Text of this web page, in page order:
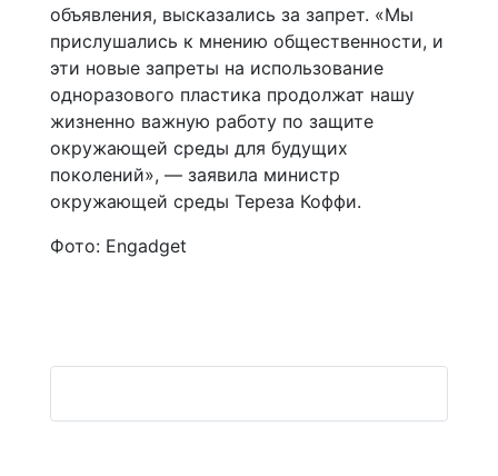
объявления, высказались за запрет. «Мы
прислушались к мнению общественности, и
эти новые запреты на использование
одноразового пластика продолжат нашу
жизненно важную работу по защите
окружающей среды для будущих
поколений», — заявила министр
окружающей среды Тереза ​​Коффи.
Фото: Engadget